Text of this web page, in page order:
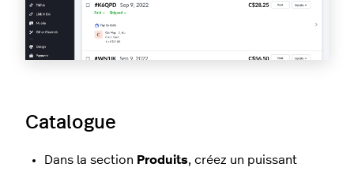
Catalogue
Dans la section Produits, créez un puissant